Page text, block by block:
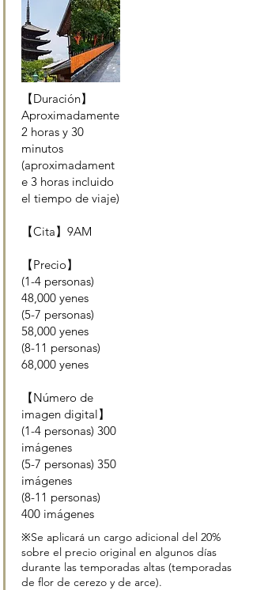
【Duración】
Aproximadamente
2 horas y 30
minutos
(aproximadament
e 3 horas incluido
el tiempo de viaje)
【Cita】9AM
【Precio】
(1-4 personas)
48,000 yenes
(5-7 personas)
58,000 yenes
(8-11 personas)
68,000 yenes
【Número de
imagen digital】
(1-4 personas) 300
imágenes
(5-7 personas) 350
imágenes
(8-11 personas)
400 imágenes
※Se aplicará un cargo adicional del 20%
sobre el precio original en algunos días
durante las temporadas altas (temporadas
de flor de cerezo y de arce).